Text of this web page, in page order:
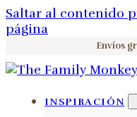
Saltar al contenido
página
Envíos
INSPIRACIÓN